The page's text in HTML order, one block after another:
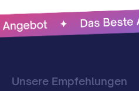
Unsere Empfehlungen